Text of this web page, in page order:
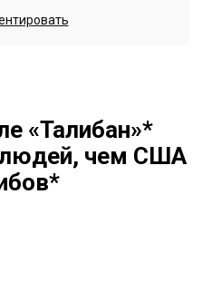
«Талибан»*
людей, чем США